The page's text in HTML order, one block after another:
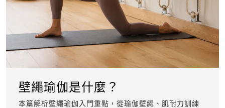
壁繩瑜伽是什麼？
本篇解析壁繩瑜伽入門重點，從瑜伽壁繩、肌耐力訓練